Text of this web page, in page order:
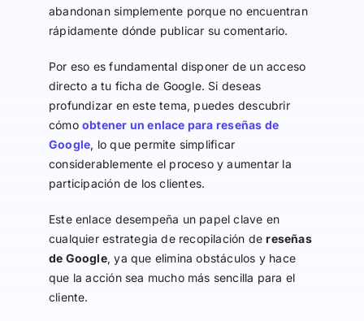
abandonan simplemente porque no encuentran
rápidamente dónde publicar su comentario.
Por eso es fundamental disponer de un acceso
directo a tu ficha de Google. Si deseas
profundizar en este tema, puedes descubrir
cómoobtener un enlace para reseñas de
Google, lo que permite simplificar
considerablemente el proceso y aumentar la
participación de los clientes.
Este enlace desempeña un papel clave en
cualquier estrategia de recopilación dereseñas
de Google, ya que elimina obstáculos y hace
que la acción sea mucho más sencilla para el
cliente.